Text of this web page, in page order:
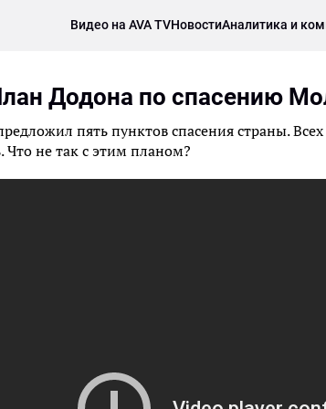
Видео на AVA TVНовостиАналитика и
Додона по спасению
пять пунктов спасения страны.
Что не так с этим планом?